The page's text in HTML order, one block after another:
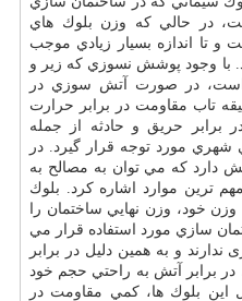
و تا اندازه بسيار زيادي موجب
با وجود پوشش نسوزي كه زير و
است، در صورت آتش سوزي در
اين بلوك ها تنهاتا ۲۰ دقيقه تاب مقاومت در برابر حرارت
برابر حريق و حادثه از جمله
شهري مورد توجه قرار گيرد. در
دارد كه مي توان به مصالح به
ترين موارد اشاره كرد. بلوك
خود، وزن نهايي ساختمان را
سازي مورد استفاده قرار مي
و به همين دليل در برابر
در برابر آتش به راحتي حجم خود
اين بلوك ها، كمي مقاومت در